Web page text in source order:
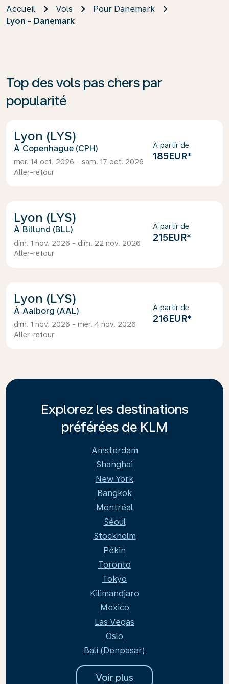
Accueil Vols
Pour Danemark
Lyon - Danemark
Top des vols pas chers par
popularité
Lyon (LYS)
Copenhague (CPH)
mer. 14 oct. 2026 - sam. 17 oct. 2026
Aller-retour
À partir de
185EUR*
Lyon (LYS)
Billund (BLL)
dim. 1 nov. 2026 - dim. 22 nov. 2026
Aller-retour
À partir de
215EUR*
Lyon (LYS)
Aalborg (AAL)
dim. 1 nov. 2026 - mer. 4 nov. 2026
Aller-retour
À partir de
216EUR*
Explorez les destinations
préférées de KLM
Amsterdam
Shanghai
New York
Bangkok
Montréal
Séoul
Stockholm
Pékin
Toronto
Tokyo
Kilimandjaro
Mexico
Las Vegas
Oslo
Bali (Denpasar)
Voir plus